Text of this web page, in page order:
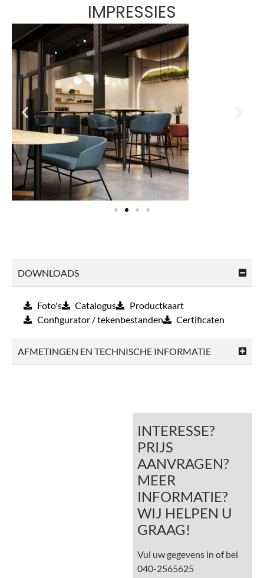
IMPRESSIES
DOWNLOADS
Foto's Catalogus
Productkaart
Configurator / tekenbestanden
Certificaten
AFMETINGEN EN TECHNISCHE INFORMATIE
INTERESSE?
PRIJS
AANVRAGEN?
MEER
INFORMATIE?
WIJ HELPEN U
GRAAG!
Vul uw gegevens in of bel
040-2565625